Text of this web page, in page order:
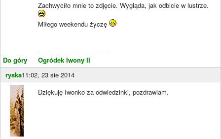
Do góry
Zachwyciło mnie to zdjęcie. Wygląda, jak odbicie w lustrze.
Miłego weekendu życzę
Ogródek Iwony II
ryska11:02, 23 sie 2014
Dziękuję Iwonko za odwiedzinki, pozdrawiam.